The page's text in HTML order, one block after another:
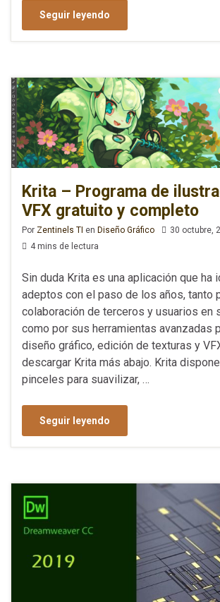
Seguir leyendo
Krita – Programa de
VFX gratuito y completo
Por Zentinels TI en Diseño Gráfico
30 octubre,
4 mins de lectura
Sin duda Krita es una aplicación que ha
adeptos con el paso de los años, tanto
colaboración de terceros y usuarios en
como por sus herramientas avanzadas
diseño gráfico, edición de texturas y
descargar Krita más abajo. Krita
pinceles para suavilizar, …
Seguir leyendo